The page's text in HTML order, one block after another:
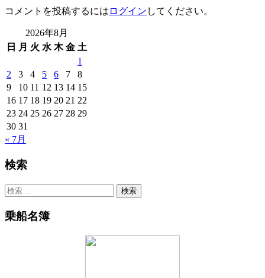
コメントを投稿するには ログイン してください。
2026年8月
日
月 火 水 木 金 土
1
2
3 4 5 6 7
8
9
10 11 12 13 14 15
16 17 18 19 20 21 22
23 24 25 26 27 28 29
30 31
« 7月
検索
検
乗船名簿